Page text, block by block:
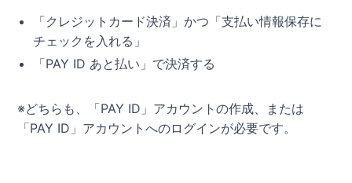
「クレジットカード決済」かつ「支払い情報保存に
チェックを入れる」
「PAY ID あと払い」で決済する
※どちらも、「PAY ID」アカウントの作成、または
「PAY ID」アカウントへのログインが必要です。